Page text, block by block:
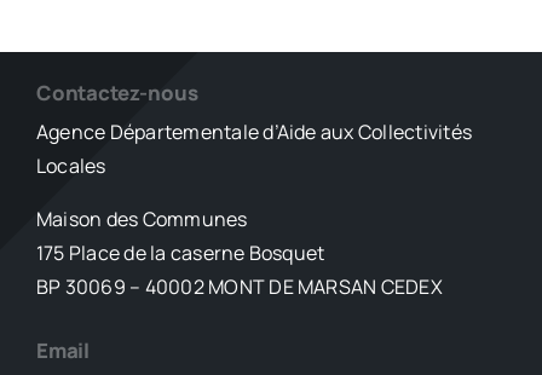
projet
center
inquiète
déjà
Contactez-nous
Agence Départementale d’Aide aux Collectivités
Locales
Maison des Communes
175 Place de la caserne Bosquet
BP 30069 – 40002 MONT DE MARSAN CEDEX
Email